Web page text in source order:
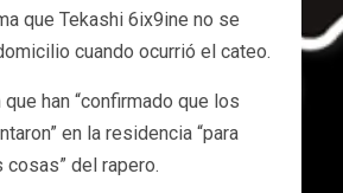
que Tekashi 6ix9ine no se
cuando ocurrió el cateo.
han “confirmado que los
en la residencia “para
del rapero.